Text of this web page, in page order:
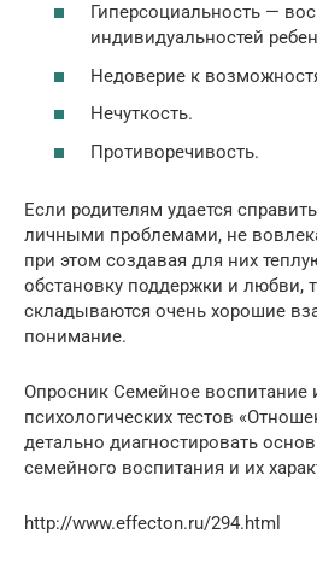
Гиперсоциальность —
индивидуальностей
Недоверие к
Нечуткость.
Противоречивость.
Если родителям удается
личными проблемами, не
при этом создавая для них
обстановку поддержки и любви,
складываются очень хорошие
понимание.
Опросник Семейное воспитание
психологических тестов
детально диагностировать
семейного воспитания и их
http://www.effecton.ru/294.html